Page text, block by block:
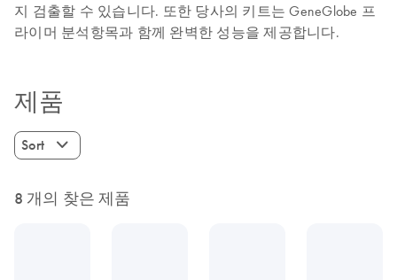
지 검출할 수 있습니다. 또한 당사의 키트는 GeneGlobe 프
라이머 분석항목과 함께 완벽한 성능을 제공합니다.
제품
Sort
8 개의 찾은 제품